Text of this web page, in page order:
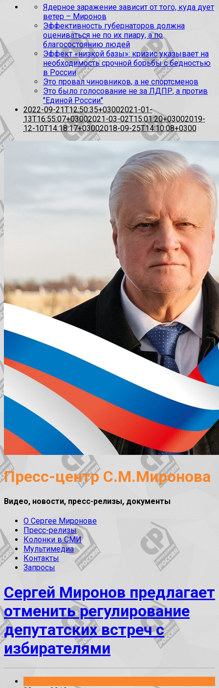
Ядерное заражение зависит от того, куда дует
ветер – Миронов
Эффективность губернаторов должна
оцениваться не по их пиару, а по
благосостоянию людей
Эффект «низкой базы»: кризис указывает на
необходимость срочной борьбы с бедностью
в России
Это провал чиновников, а не спортсменов
Это было голосование не за ЛДПР, а против
"Единой России"
2022-09-21T12:50:35+03002021-01-
13T16:55:07+03002021-03-02T15:01:20+03002019-
12-10T14:18:17+03002018-09-25T14:10:08+0300
Пресс-центр С.М.Миронова
Видео, новости, пресс-релизы, документы
О Сергее Миронове
Пресс-релизы
Колонки в СМИ
Мультимедиа
Контакты
Запросы
Сергей Миронов предлагает
отменить регулирование
депутатских встреч с
избирателями